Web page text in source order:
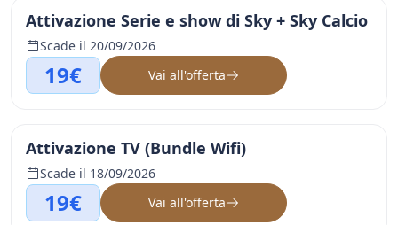
Attivazione Serie e show di Sky + Sky Calcio
Scade il 20/09/2026
19€ Vai all'offerta
Attivazione TV (Bundle Wifi)
Scade il 18/09/2026
19€ Vai all'offerta